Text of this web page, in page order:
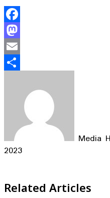
Facebook
Mastodon
Email
Media
2023
Related Articles